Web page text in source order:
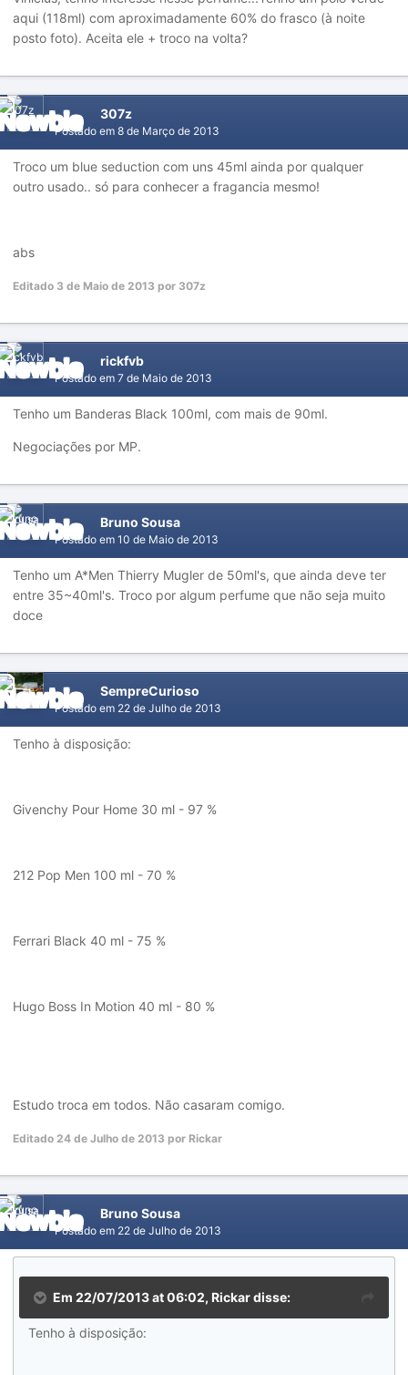
aqui (118ml) com aproximadamente 60% do frasco (à noite
posto foto). Aceita ele + troco na volta?
307z
Postado em 8 de Março de 2013
Troco um blue seduction com uns 45ml ainda por qualquer
outro usado.. só para conhecer a fragancia mesmo!
abs
Editado 3 de Maio de 2013 por 307z
rickfvb
Postado em 7 de Maio de 2013
Tenho um Banderas Black 100ml, com mais de 90ml.
Negociações por MP.
Bruno Sousa
Postado em 10 de Maio de 2013
Tenho um A*Men Thierry Mugler de 50ml's, que ainda deve ter
entre 35~40ml's. Troco por algum perfume que não seja muito
doce
SempreCurioso
Postado em 22 de Julho de 2013
Tenho à disposição:
Givenchy Pour Home 30 ml - 97 %
212 Pop Men 100 ml - 70 %
Ferrari Black 40 ml - 75 %
Hugo Boss In Motion 40 ml - 80 %
Estudo troca em todos. Não casaram comigo.
Editado 24 de Julho de 2013 por Rickar
Bruno Sousa
Postado em 22 de Julho de 2013
Em 22/07/2013 at 06:02, Rickar disse:
Tenho à disposição: